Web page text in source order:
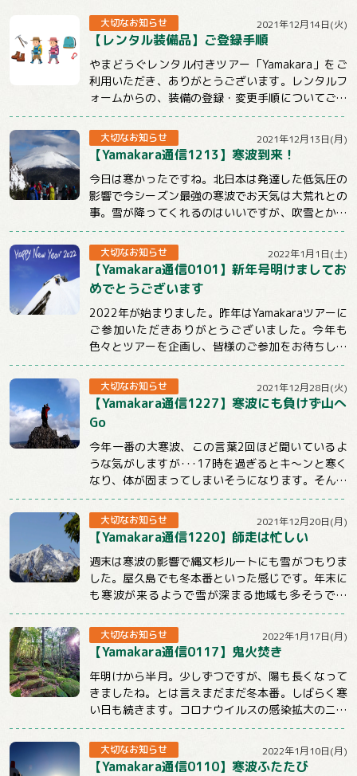
大切なお知らせ 2021年12月14日(火)
【レンタル装備品】ご登録手順
やまどうぐレンタル付きツアー「Yamakara」をご
利用いただき、ありがとうございます。レンタルフ
ォームからの、装備の登録・変更手順についてご説
明させていただきます。【注意事項】★ツ...
大切なお知らせ 2021年12月13日(月)
【Yamakara通信1213】寒波到来！
今日は寒かったですね。北日本は発達した低気圧の
影響で今シーズン最強の寒波でお天気は大荒れとの
事。雪が降ってくれるのはいいですが、吹雪とかは
ちょっと。。。明日からも冷えるようですので山...
大切なお知らせ 2022年1月1日(土)
【Yamakara通信0101】新年号明けましてお
めでとうございます
2022年が始まりました。昨年はYamakaraツアーに
ご参加いただきありがとうございました。今年も
色々とツアーを企画し、皆様のご参加をお待ちして
おります。引き続きYamakaraを...
大切なお知らせ 2021年12月28日(火)
【Yamakara通信1227】寒波にも負けず山へ
Go
今年一番の大寒波、この言葉2回ほど聞いているよ
うな気がしますが･･･17時を過ぎるとキ～ンと寒く
なり、体が固まってしまいそうになります。そんな
時こそ体を動かしてぽかぽかにしないとだめ...
大切なお知らせ 2021年12月20日(月)
【Yamakara通信1220】師走は忙しい
週末は寒波の影響で縄文杉ルートにも雪がつもりま
した。屋久島でも冬本番といった感じです。年末に
も寒波が来るようで雪が深まる地域も多そうです
ね。今週のメルマガはnewツアーや屋久島ツアー...
大切なお知らせ 2022年1月17日(月)
【Yamakara通信0117】鬼火焚き
年明けから半月。少しずつですが、陽も長くなって
きましたね。とは言えまだまだ冬本番。しばらく寒
い日も続きます。コロナウイルスの感染拡大のニュ
ースも気になる状況ですが、体調管理と感染対策...
大切なお知らせ 2022年1月10日(月)
【Yamakara通信0110】寒波ふたたび